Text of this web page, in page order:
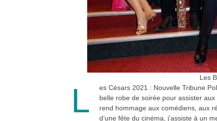
Les
L
es Césars 2021 : Nouvelle Tribune
belle robe de soirée pour assister
rend hommage aux comédiens, aux
d’une fête du cinéma, j’assiste à un